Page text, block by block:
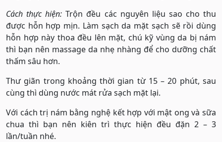
Cách thực hiện: Trộn đều các nguyên liệu sao cho thu
được hỗn hợp mịn. Làm sạch da mặt sạch sẽ rồi dùng
hỗn hợp này thoa đều lên mặt, chú kỹ vùng da bị nám
thì bạn nên massage da nhẹ nhàng để cho dưỡng chất
thấm sâu hơn.
Thư giãn trong khoảng thời gian từ 15 – 20 phút, sau
cùng thì dùng nước mát rửa sạch mặt lại.
Với cách trị nám bằng nghệ kết hợp với mật ong và sữa
chua thì bạn nên kiên trì thực hiện đều đặn 2 – 3
lần/tuần nhé.